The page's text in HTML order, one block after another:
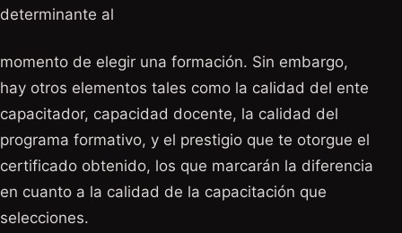
determinante al
momento de elegir una formación. Sin embargo,
hay otros elementos tales como la calidad del ente
capacitador, capacidad docente, la calidad del
programa formativo, y el prestigio que te otorgue el
certificado obtenido, los que marcarán la diferencia
en cuanto a la calidad de la capacitación que
selecciones.